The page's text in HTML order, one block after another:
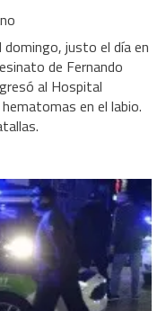
domingo, justo el día en
de Fernando
al Hospital
en el labio.